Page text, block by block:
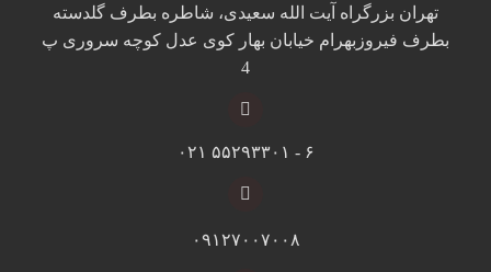
تهران بزرگراه آیت الله سعیدی، شاطره بطرف گلدسته
بطرف فیروزبهرام خیابان بهار کوی عدل کوچه سروری پ
4
۶ - ۵۵۲۹۳۳۰۱ ۰۲۱
۰۹۱۲۷۰۰۷۰۰۸